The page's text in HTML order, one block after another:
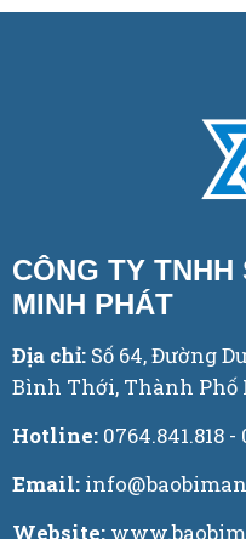
CÔNG TY TNHH
MINH PHÁT
Địa chỉ: Số 64, Đường
Bình Thới, Thành Phố
Hotline: 0764.841.818 -
Email:
Website: